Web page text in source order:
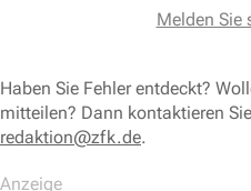
Melden Sie
Haben Sie Fehler entdeckt?
mitteilen? Dann kontaktieren
redaktion@zfk.de.